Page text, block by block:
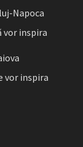
Napoca
vor inspira
vor inspira